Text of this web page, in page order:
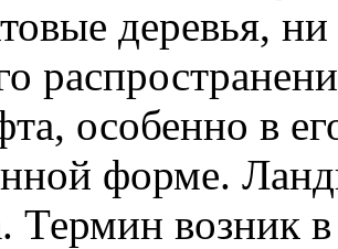
деревья,
особенно в
форме.
Термин возник